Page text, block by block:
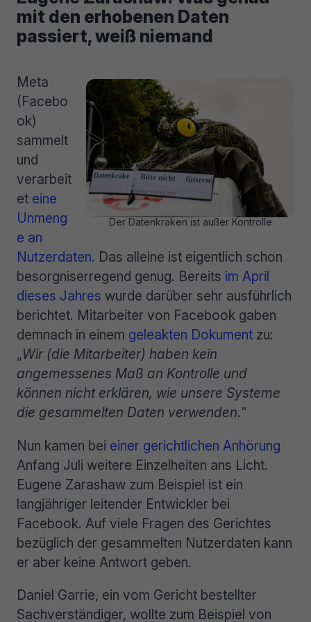
mit den erhobenen Daten
passiert, weiß niemand
Der Datenkraken ist außer Kontrolle
Meta
(Facebo
ok)
sammelt
und
verarbeit
et eine
Unmeng
e an
Nutzerdaten. Das alleine ist eigentlich schon
besorgniserregend genug. Bereits im April
dieses Jahres wurde darüber sehr ausführlich
berichtet. Mitarbeiter von Facebook gaben
demnach in einem geleakten Dokument zu:
„Wir (die Mitarbeiter) haben kein
angemessenes Maß an Kontrolle und
können nicht erklären, wie unsere Systeme
die gesammelten Daten verwenden.“
Nun kamen bei einer gerichtlichen Anhörung
Anfang Juli weitere Einzelheiten ans Licht.
Eugene Zarashaw zum Beispiel ist ein
langjähriger leitender Entwickler bei
Facebook. Auf viele Fragen des Gerichtes
bezüglich der gesammelten Nutzerdaten kann
er aber keine Antwort geben.
Daniel Garrie, ein vom Gericht bestellter
Sachverständiger, wollte zum Beispiel von